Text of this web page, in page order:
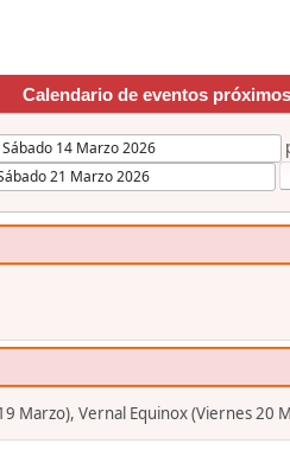
Calendario de eventos próximos
Marzo), Vernal Equinox (Viernes 20